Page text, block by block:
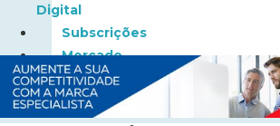
Digital
Subscrições
Mercado